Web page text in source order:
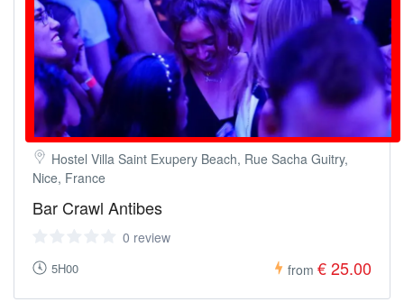
Hostel Villa Saint Exupery Beach, Rue Sacha Guitry,
Nice, France
Bar Crawl Antibes
0 review
5H00 from € 25.00